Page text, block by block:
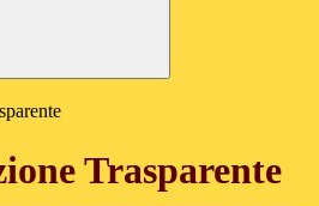
Trasparente